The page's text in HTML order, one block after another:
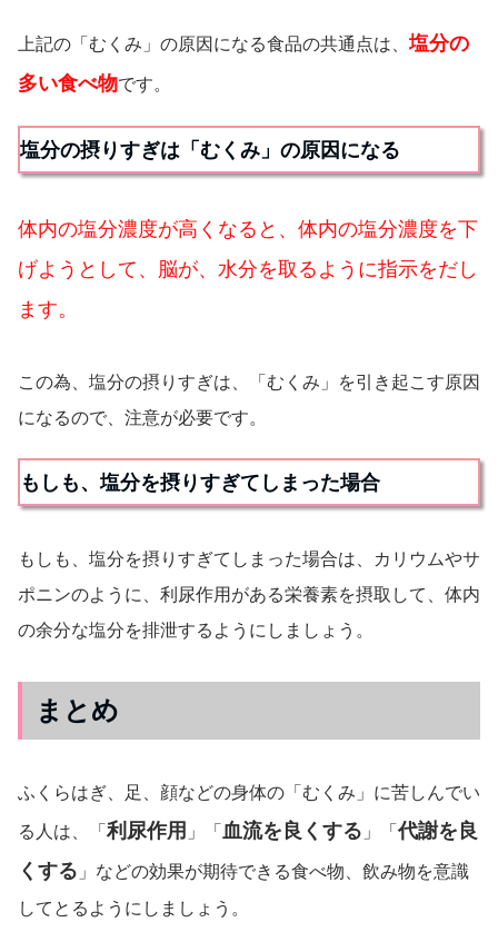
上記の「むくみ」の原因になる食品の共通点は、塩分の
多い食べ物です。
塩分の摂りすぎは「むくみ」の原因になる
体内の塩分濃度が高くなると、体内の塩分濃度を下
げようとして、脳が、水分を取るように指示をだし
ます。
この為、塩分の摂りすぎは、「むくみ」を引き起こす原因
になるので、注意が必要です。
もしも、塩分を摂りすぎてしまった場合
もしも、塩分を摂りすぎてしまった場合は、カリウムやサ
ポニンのように、利尿作用がある栄養素を摂取して、体内
の余分な塩分を排泄するようにしましょう。
まとめ
ふくらはぎ、足、顔などの身体の「むくみ」に苦しんでい
る人は、「 利尿作用 」「 血流を良くする 」「代謝を良
くする 」などの効果が期待できる食べ物、飲み物を意識
してとるようにしましょう。